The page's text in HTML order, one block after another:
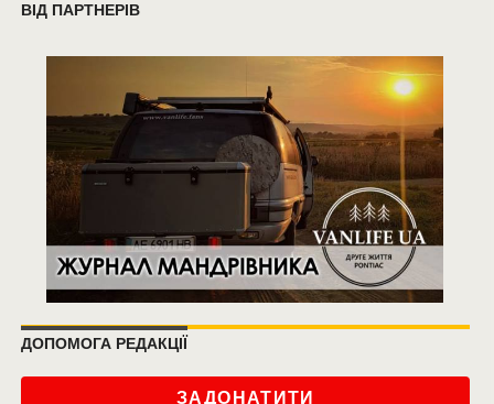
ВІД ПАРТНЕРІВ
ДОПОМОГА РЕДАКЦІЇ
ЗАДОНАТИТИ